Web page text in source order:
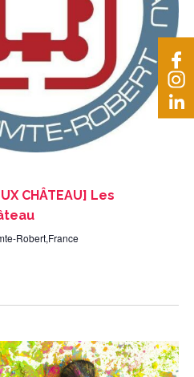
CHÂTEAU] Les
Robert,France